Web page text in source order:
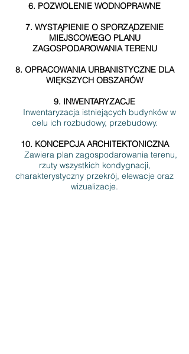
6. POZWOLENIE WODNOPRAWNE
7. WYSTĄPIENIE O SPORZĄDZENIE
MIEJSCOWEGO PLANU
ZAGOSPODAROWANIA TERENU
8. OPRACOWANIA URBANISTYCZNE DLA
WIĘKSZYCH OBSZARÓW
9. INWENTARYZACJE
Inwentaryzacja istniejących budynków w
celu ich rozbudowy, przebudowy.
10. KONCEPCJA ARCHITEKTONICZNA
Zawiera plan zagospodarowania terenu,
rzuty wszystkich kondygnacji,
charakterystyczny przekrój, elewacje oraz
wizualizacje.